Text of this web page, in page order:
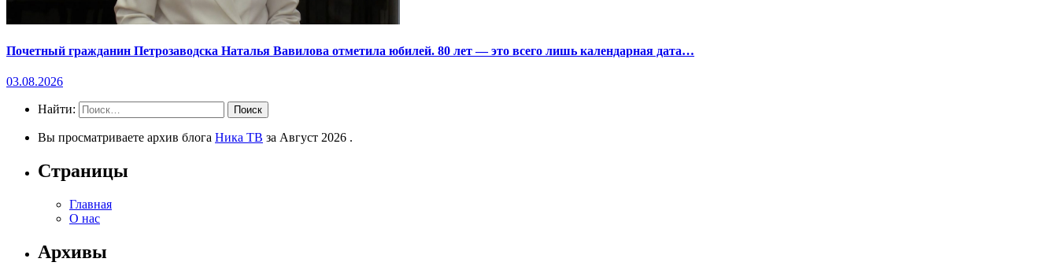
Почетный гражданин Петрозаводска Наталья Вавилова отметила юбилей. 80 лет — это всего лишь календарная дата…
03.08.2026
Найти:
Вы просматриваете архив блога Ника ТВ за Август 2026 .
Страницы
Главная
О нас
Архивы